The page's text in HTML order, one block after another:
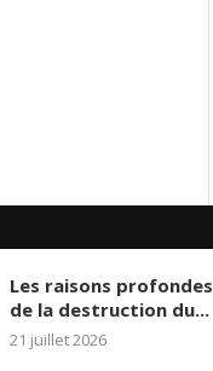
Les raisons profondes
de la destruction du...
21 juillet 2026